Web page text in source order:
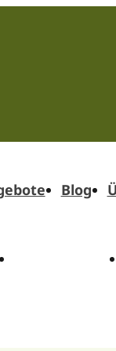
Blog